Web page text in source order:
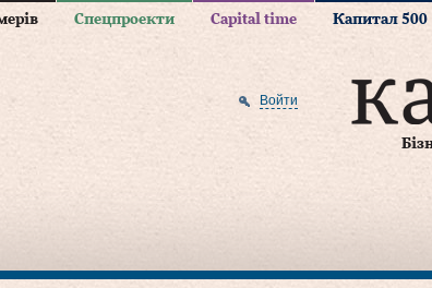
Спецпроекти Capital time Капитал 500
Войти